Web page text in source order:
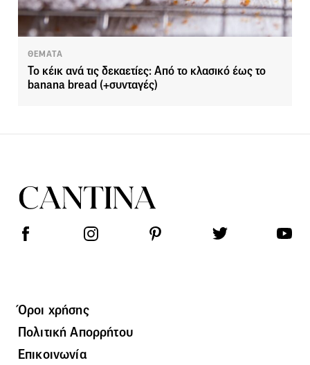
ΘΕΜΑΤΑ
Το κέικ ανά τις δεκαετίες: Από το κλασικό έως το
banana bread (+συνταγές)
Όροι χρήσης
Πολιτική Απορρήτου
Επικοινωνία